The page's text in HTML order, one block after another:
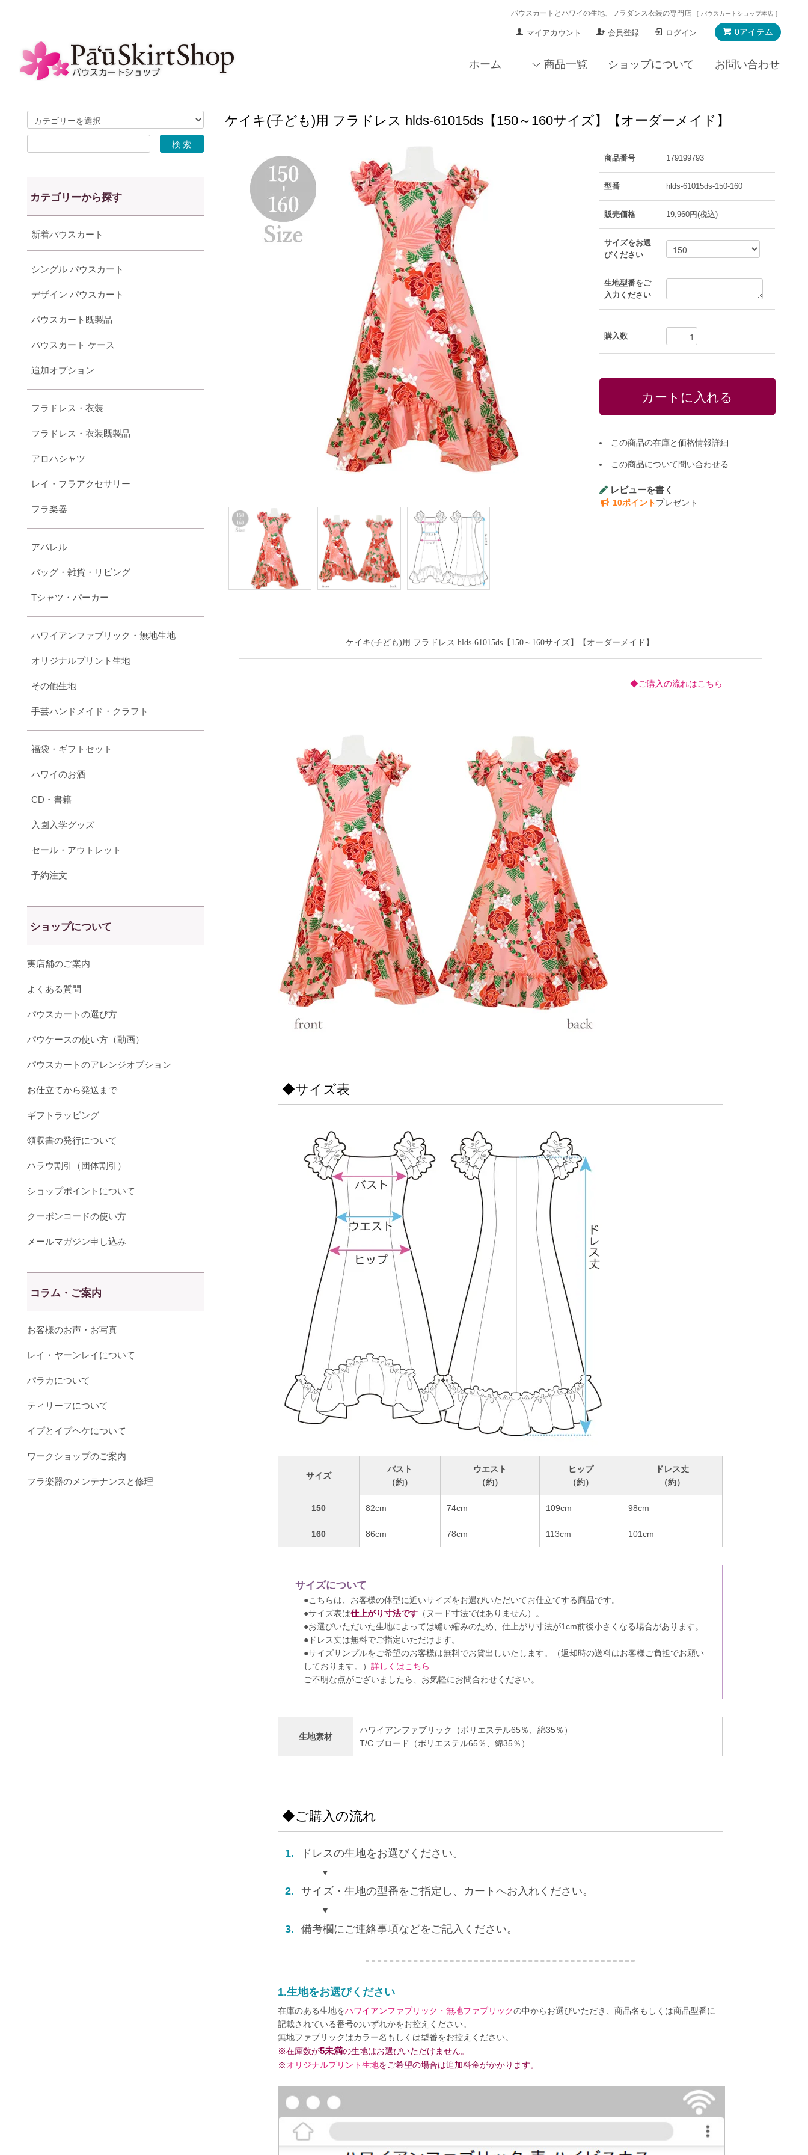
パウスカートとハワイの生地、フラダンス衣装の専門店 ［ パウスカートショップ本店 ］
0アイテム
マイアカウント 会員登録 ログイン
ホーム 商品一覧 ショップについて お問い合わせ
ケイキ(子ども)用 フラドレス hlds-61015ds【150～160サイズ】【オーダーメイド】
商品番号 179199793
型番 hlds-61015ds-150-160
販売価格 19,960円(税込)
サイズをお選
びください
生地型番をご
入力ください
購入数
この商品の在庫と価格情報詳細
この商品について問い合わせる
レビューを書く
10ポイントプレゼント
ケイキ(子ども)用 フラドレス hlds-61015ds【150～160サイズ】【オーダーメイド】
◆ご購入の流れはこちら
◆サイズ表
サイズ
バスト
（約）
ウエスト
（約）
ヒップ
（約）
ドレス丈
（約）
150 82cm 74cm 109cm 98cm
160 86cm 78cm 113cm 101cm
サイズについて
●こちらは、お客様の体型に近いサイズをお選びいただいてお仕立てする商品です。
●サイズ表は仕上がり寸法です （ヌード寸法ではありません）。
●お選びいただいた生地によっては縫い縮みのため、仕上がり寸法が1cm前後小さくなる場合があります。
●ドレス丈は無料でご指定いただけます。
●サイズサンプルをご希望のお客様は無料でお貸出しいたします。（返却時の送料はお客様ご負担でお願い
しております。） 詳しくはこちら
ご不明な点がございましたら、お気軽にお問合わせください。
生地素材
ハワイアンファブリック（ポリエステル65％、綿35％）
T/C ブロード（ポリエステル65％、綿35％）
◆ご購入の流れ
1. ドレスの生地をお選びください。
▼
2. サイズ・生地の型番をご指定し、カートへお入れください。
▼
3. 備考欄にご連絡事項などをご記入ください。
1.生地をお選びください
在庫のある生地をハワイアンファブリック・無地ファブリックの中からお選びいただき、商品名もしくは商品型番に
記載されている番号のいずれかをお控えください。
無地ファブリックはカラー名もしくは型番をお控えください。
※在庫数が5未満の生地はお選びいただけません。
※オリジナルプリント生地をご希望の場合は追加料金がかかります。
カテゴリーから探す
新着パウスカート
シングル パウスカート
デザイン パウスカート
パウスカート既製品
パウスカート ケース
追加オプション
フラドレス・衣装
フラドレス・衣装既製品
アロハシャツ
レイ・フラアクセサリー
フラ楽器
アパレル
バッグ・雑貨・リビング
Tシャツ・パーカー
ハワイアンファブリック・無地生地
オリジナルプリント生地
その他生地
手芸ハンドメイド・クラフト
福袋・ギフトセット
ハワイのお酒
CD・書籍
入園入学グッズ
セール・アウトレット
予約注文
ショップについて
実店舗のご案内
よくある質問
パウスカートの選び方
パウケースの使い方（動画）
パウスカートのアレンジオプション
お仕立てから発送まで
ギフトラッピング
領収書の発行について
ハラウ割引（団体割引）
ショップポイントについて
クーポンコードの使い方
メールマガジン申し込み
コラム・ご案内
お客様のお声・お写真
レイ・ヤーンレイについて
パラカについて
ティリーフについて
イプとイプヘケについて
ワークショップのご案内
フラ楽器のメンテナンスと修理